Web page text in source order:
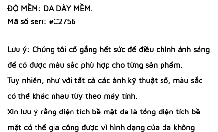
ĐỘ MỀM: DA DÀY MỀM.
Mã số seri: #C2756
Lưu ý: Chúng tôi cố gắng hết sức để điều chỉnh ánh sáng
để có được màu sắc phù hợp cho từng sản phẩm.
Tuy nhiên, như với tất cả các ảnh kỹ thuật số, màu sắc
có thể khác nhau tùy theo máy tính.
Xin lưu ý rằng diện tích bề mặt da là tổng diện tích bề
mặt có thể gia công được vì hình dạng của da không